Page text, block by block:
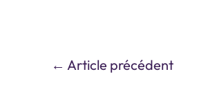
← Article précédent